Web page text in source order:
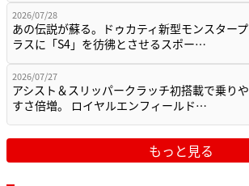
2026/07/28
あの伝説が蘇る。ドゥカティ新型モンスタープ
ラスに「S4」を彷彿とさせるスポー…
2026/07/27
アシスト＆スリッパークラッチ初搭載で乗りや
すさ倍増。 ロイヤルエンフィールド…
もっと見る